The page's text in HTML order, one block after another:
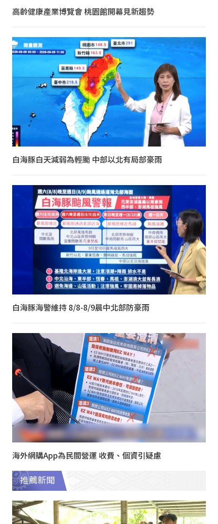
高齡健康產業博覽會 桃園館開幕見新趨勢
白海豚白天減弱為輕颱 中部以北有局部豪雨
白海豚海警維持 8/8-8/9晨中北部防豪雨
海外網購App為民間營運 收費、個資引疑慮
推薦新聞